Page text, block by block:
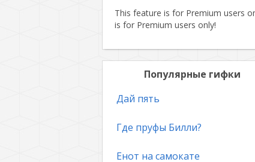
This feature is for Premium users
is for Premium users only!
Популярные гифки
Дай пять
Где пруфы Билли?
Енот на самокате